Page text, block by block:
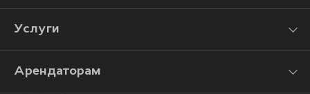
Услуги
Арендаторам